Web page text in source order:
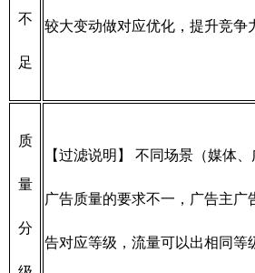
不
足
较大变动做对应优化，提升竞争
质
量
分
【过滤说明】 不同场景（媒体
广告质量的要求不一，广告主广
告对应等级，流量可以出相同等